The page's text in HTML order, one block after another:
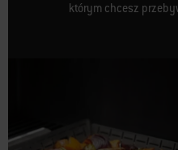
którym chcesz